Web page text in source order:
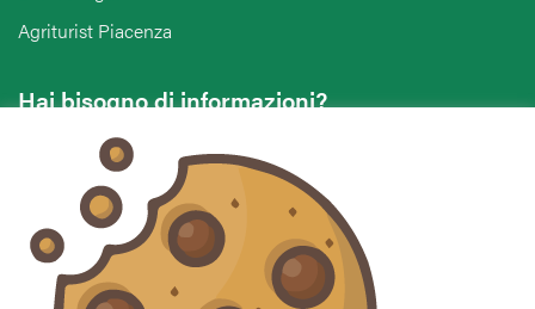
Agriturist Piacenza
Hai bisogno di informazioni?
Vuoi contattarci per ricevere assistenza, lasciare un
commento o chiedere informazioni?
CONTATTACI